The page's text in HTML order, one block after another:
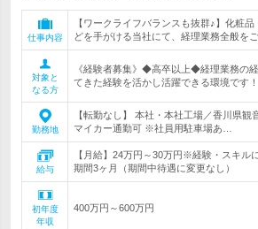
仕事内容
【ワークライフバランスも抜群♪】化粧
どを手がける当社にて、経理業務全般を
対象と
なる方
《経験者募集》◆高卒以上◆経理業務の
てきた経験を活かし活躍できる環境です！
勤務地
【転勤なし】 本社・本社工場／香川県
マイカー通勤可 ※社員用駐車場あ…
給与
【月給】24万円～30万円※経験・スキル
期間3ヶ月（期間中待遇に変更なし）
初年度
年収
400万円～600万円